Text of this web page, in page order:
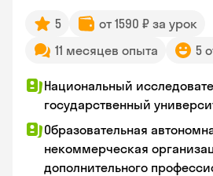
5
от 1590 ₽ за урок
11 месяцев опыта
5
Национальный
государственный
Образовательная
некоммерческая
дополнительного